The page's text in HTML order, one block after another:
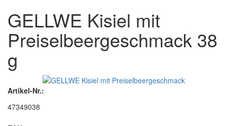
GELLWE Kisiel mit
Preiselbeergeschmack 38
g
Artikel-Nr.:
47349038